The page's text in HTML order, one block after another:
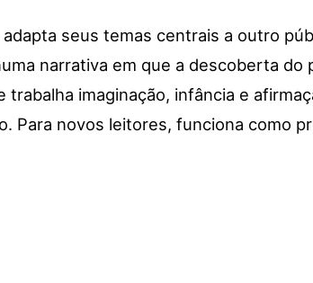
seus temas centrais a outro
narrativa em que a descoberta do
trabalha imaginação, infância e
Para novos leitores, funciona como